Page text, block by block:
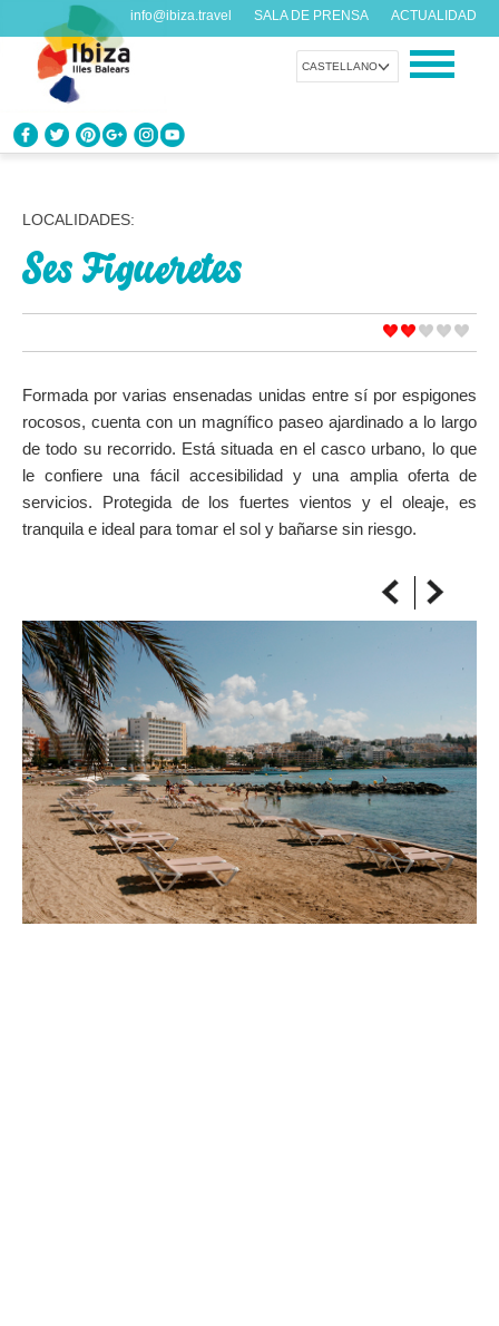
CASTELLANO
info@ibiza.travel SALA DE PRENSA ACTUALIDAD
DISFRUTA IBIZA
Propuestas para todos los gustos
AGENDA
SOBRE EL MAPA
LOCALIDADES:
Ses Figueretes
Formada por varias ensenadas unidas entre sí por espigones
rocosos, cuenta con un magnífico paseo ajardinado a lo largo
de todo su recorrido. Está situada en el casco urbano, lo que
le confiere una fácil accesibilidad y una amplia oferta de
servicios. Protegida de los fuertes vientos y el oleaje, es
tranquila e ideal para tomar el sol y bañarse sin riesgo.